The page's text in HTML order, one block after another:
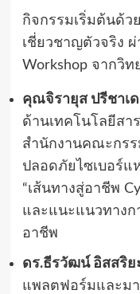
กิจกรรมเริ่มต้นด้ว
เชี่ยวชาญตัวจริง
Workshop จากวิ
คุณจิรายุส ปรีชาเ
ด้านเทคโนโลยีสา
สำนักงานคณะกร
ปลอดภัยไซเบอร์แ
“เส้นทางสู่อาชีพ
และแนะแนวทางก
อาชีพ
ดร.ธีรวัฒน์ อิสสริย
แพลตฟอร์มและม